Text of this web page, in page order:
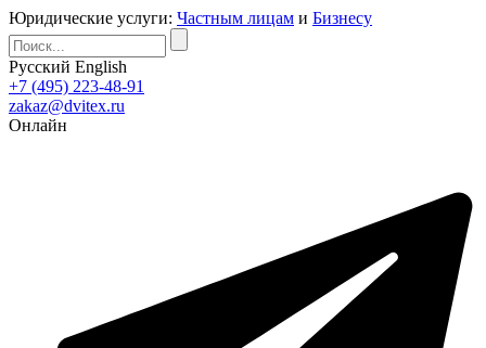
Юридические услуги: Частным лицам и Бизнесу
Русский English
+7 (495) 223-48-91
zakaz@dvitex.ru
Онлайн